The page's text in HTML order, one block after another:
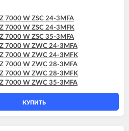
7000 W ZSC 24-3MFA
7000 W ZSC 24-3MFK
7000 W ZSC 35-3MFA
7000 W ZWC 24-3MFA
7000 W ZWC 24-3MFK
7000 W ZWC 28-3MFA
7000 W ZWC 28-3MFK
7000 W ZWC 35-3MFA
КУПИТЬ